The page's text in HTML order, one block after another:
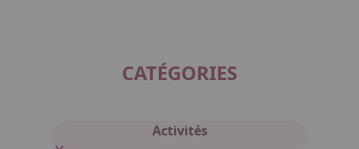
CATÉGORIES
Activités